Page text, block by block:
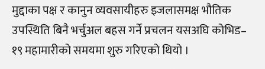
मुद्दाका पक्ष र कानुन व्यवसायीहरु इजलासमक्ष भौतिक
उपस्थिति बिनै भर्चुअल बहस गर्ने प्रचलन यसअघि कोभिड–
१९ महामारीको समयमा शुरु गरिएको थियो ।